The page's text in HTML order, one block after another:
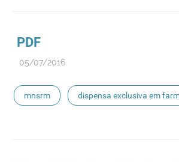
PDF
05/07/2016
mnsrm dispensa exclusiva em